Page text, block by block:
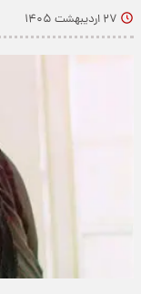
۲۷ اردیبهشت ۱۴۰۵